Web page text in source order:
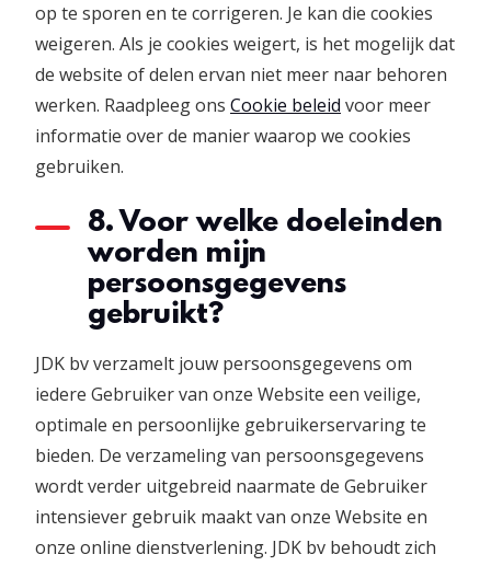
op te sporen en te corrigeren. Je kan die cookies
weigeren. Als je cookies weigert, is het mogelijk dat
de website of delen ervan niet meer naar behoren
werken. Raadpleeg ons Cookie beleid voor meer
informatie over de manier waarop we cookies
gebruiken.
8. Voor welke doeleinden
worden mijn
persoonsgegevens
gebruikt?
JDK bv verzamelt jouw persoonsgegevens om
iedere Gebruiker van onze Website een veilige,
optimale en persoonlijke gebruikerservaring te
bieden. De verzameling van persoonsgegevens
wordt verder uitgebreid naarmate de Gebruiker
intensiever gebruik maakt van onze Website en
onze online dienstverlening. JDK bv behoudt zich